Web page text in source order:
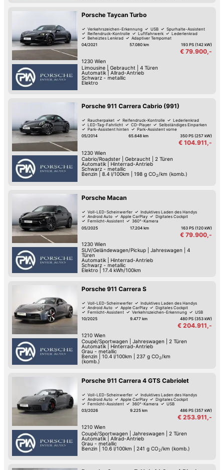
Porsche Taycan Turbo
Verkehrszeichen-Erkennung USB
Spurhalte-Assistent
Reifendruck-Kontrolle
Luftfahrwerk
Lederlenkrad
Beheiztes Lenkrad
Adaptiver Tempomat
04/2021
57.080 km 193 PS (142 kW)
€ 79.900,-
1230 Wien
Limousine| Gebraucht
4 Türen
Automatik| Allrad-Antrieb
Schwarz - metallic
Elektro
Porsche 911 Carrera Cabrio (991)
Raucherpaket Reifendruck-Kontrolle
Lederlenkrad
LED-Tag-Fahrlicht
CD-Player
Selbständiges Einparken
Park-Assistent hinten
Park-Assistent vorne
05/2014
65.648 km 350 PS (257 kW)
€ 104.911,-
1230 Wien
Cabrio/Roadster| Gebraucht
2 Türen
Automatik|
Hinterrad-Antrieb
Schwarz - metallic
Benzin
8.4 l/100km 198 g CO2 /km (komb.)
Porsche Macan
Voll-LED-Scheinwerfer
Induktives Laden des Handys
Android Auto
Apple CarPlay
Digitales Cockpit
Fernlicht-Assistent
360°-Kamera
05/2025 17.204 km 163 PS (120 kW)
€ 79.900,-
1230 Wien
SUV/Geländewagen/Pickup| Jahreswagen
4
Türen
Automatik| Hinterrad-Antrieb
Schwarz - metallic
Elektro
17.4 kWh/100km
Porsche 911 Carrera S
Voll-LED-Scheinwerfer
Induktives Laden des Handys
Android Auto
Apple CarPlay
Digitales Cockpit
Fernlicht-Assistent
Verkehrszeichen-Erkennung
USB
10/2025
9.477 km 480 PS (353 kW)
€ 204.911,-
1210 Wien
Coupé/Sportwagen
Jahreswagen
2 Türen
Automatik| Hinterrad-Antrieb
Grau - metallic
Benzin
10.4 l/100km 237 g CO2 /km
(komb.)
Porsche 911 Carrera 4 GTS Cabriolet
Voll-LED-Scheinwerfer
Induktives Laden des Handys
Android Auto
Apple CarPlay
Digitales Cockpit
Fernlicht-Assistent
360°-Kamera
USB
03/2026
9.225 km 486 PS (357 kW)
€ 253.911,-
1210 Wien
Coupé/Sportwagen
Jahreswagen
2 Türen
Automatik| Allrad-Antrieb
Grau - metallic
Benzin
10.6 l/100km 241 g CO2 /km (komb.)